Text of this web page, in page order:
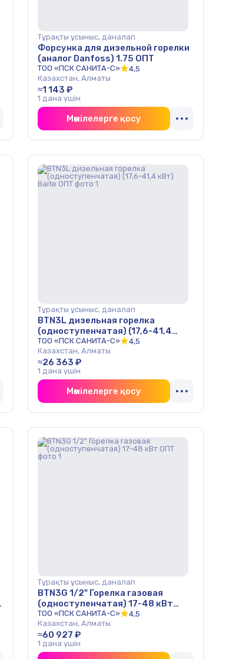
Тұрақты ұсыныс, даналап
Форсунка для дизельной горелки
(аналог Danfoss) 1.75 ОПТ
ТОО «ПСК САНИТА-С»
4,5
Казахстан, Алматы
≈1 143 ₽
1 дана үшін
Мәмілелерге қосу
Тұрақты ұсыныс, даналап
BTN3L дизельная горелка
(одноступенчатая) (17,6-41,4
кВт) Baite ОПТ
ТОО «ПСК САНИТА-С»
4,5
Казахстан, Алматы
≈26 363 ₽
1 дана үшін
Мәмілелерге қосу
Тұрақты ұсыныс, даналап
BTN3G 1/2" Горелка газовая
(одноступенчатая) 17-48 кВт
ОПТ
ТОО «ПСК САНИТА-С»
4,5
Казахстан, Алматы
≈60 927 ₽
1 дана үшін